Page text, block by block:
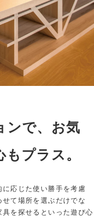
ンで、お気
プラス。
応じた使い勝手を考慮
て場所を選ぶだけでな
を探せるといった遊び心